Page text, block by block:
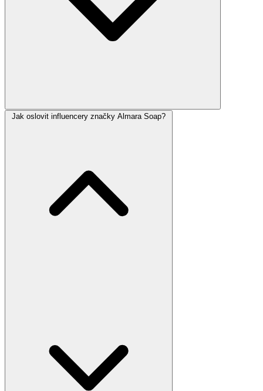
Jak oslovit influencery značky Almara Soap?